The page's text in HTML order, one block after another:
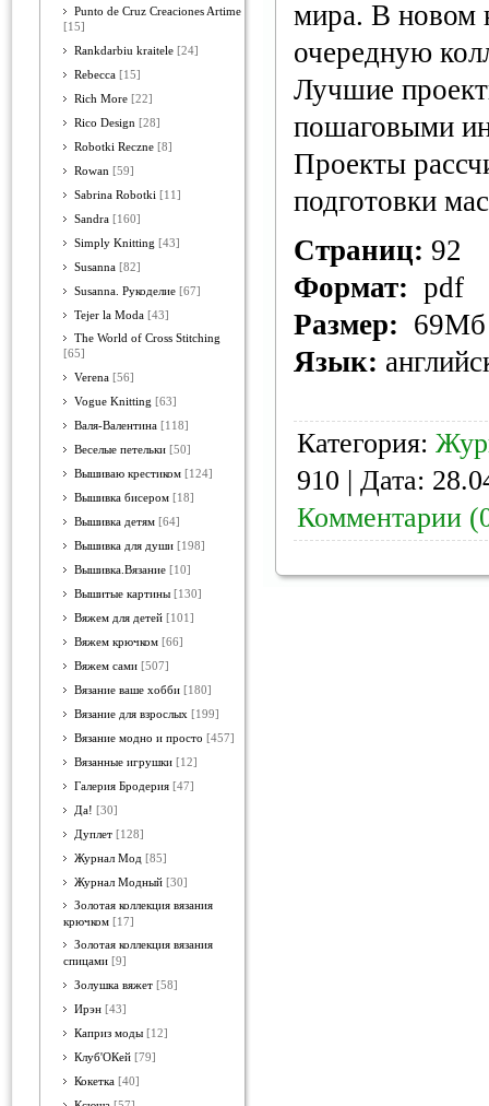
Punto de Cruz Creaciones Artime
[15]
Rankdarbiu kraitele [24]
Rebecca [15]
Rich More [22]
Rico Design [28]
Robotki Reczne [8]
Rowan [59]
Sabrina Robotki [11]
Sandra [160]
Simply Knitting [43]
Susanna [82]
Susanna. Рукоделие [67]
Tejer la Moda [43]
The World of Cross Stitching
[65]
Verena [56]
Vogue Knitting [63]
Валя-Валентина [118]
Веселые петельки [50]
Вышиваю крестиком [124]
Вышивка бисером [18]
Вышивка детям [64]
Вышивка для души [198]
Вышивка.Вязание [10]
Вышитые картины [130]
Вяжем для детей [101]
Вяжем крючком [66]
Вяжем сами [507]
Вязание ваше хобби [180]
Вязание для взрослых [199]
Вязание модно и просто [457]
Вязанные игрушки [12]
Галерия Бродерия [47]
Да! [30]
Дуплет [128]
Журнал Мод [85]
Журнал Модный [30]
Золотая коллекция вязания
крючком [17]
Золотая коллекция вязания
спицами [9]
Золушка вяжет [58]
Ирэн [43]
Каприз моды [12]
Клуб'ОКей [79]
Кокетка [40]
мира. В новом
очередную
Лучшие
пошаговыми
Проекты
подготовки
Страниц: 92
Формат: pdf
Размер: 69Мб
Язык:
Категория:
910 | Дата:
Комментарии